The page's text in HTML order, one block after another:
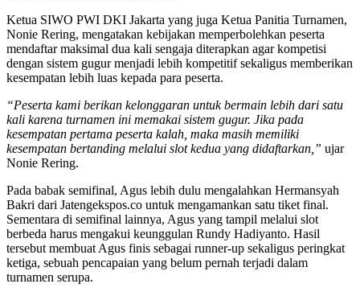
Ketua SIWO PWI DKI Jakarta yang juga Ketua Panitia Turnamen,
Nonie Rering, mengatakan kebijakan memperbolehkan peserta
mendaftar maksimal dua kali sengaja diterapkan agar kompetisi
dengan sistem gugur menjadi lebih kompetitif sekaligus memberikan
kesempatan lebih luas kepada para peserta.
“Peserta kami berikan kelonggaran untuk bermain lebih dari satu
kali karena turnamen ini memakai sistem gugur. Jika pada
kesempatan pertama peserta kalah, maka masih memiliki
kesempatan bertanding melalui slot kedua yang didaftarkan,” ujar
Nonie Rering.
Pada babak semifinal, Agus lebih dulu mengalahkan Hermansyah
Bakri dari Jatengekspos.co untuk mengamankan satu tiket final.
Sementara di semifinal lainnya, Agus yang tampil melalui slot
berbeda harus mengakui keunggulan Rundy Hadiyanto. Hasil
tersebut membuat Agus finis sebagai runner-up sekaligus peringkat
ketiga, sebuah pencapaian yang belum pernah terjadi dalam
turnamen serupa.